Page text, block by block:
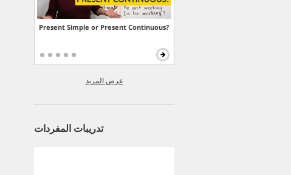
Present Simple or Present Continuous?
عرض المزيد
تدريبات المفردات